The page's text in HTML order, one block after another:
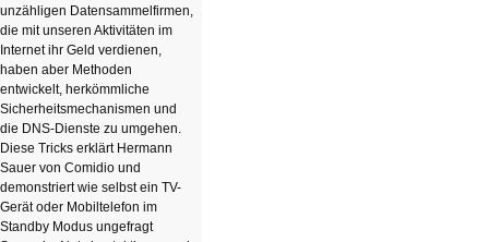
unzähligen Datensammelfirmen,
die mit unseren Aktivitäten im
Internet ihr Geld verdienen,
haben aber Methoden
entwickelt, herkömmliche
Sicherheitsmechanismen und
die DNS-Dienste zu umgehen.
Diese Tricks erklärt Hermann
Sauer von Comidio und
demonstriert wie selbst ein TV-
Gerät oder Mobiltelefon im
Standby Modus ungefragt